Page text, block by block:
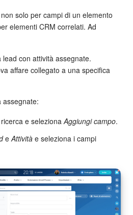
solo per campi di un elemento
elementi CRM correlati. Ad
con attività assegnate.
affare collegato a una specifica
assegnate:
e seleziona Aggiungi campo.
e Attività e seleziona i campi